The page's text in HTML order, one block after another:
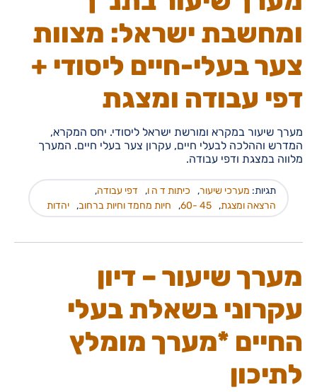
ומחשבת ישראל: מצוות
צער בעלי-חיים ליסודי +
דפי עבודה ומצגת
מערך שיעור במקרא ומורשת ישראל ליסודי. יחס המקרא,
המדרש וההלכה לבעלי חיים, עקרון צער בעלי חיים. המערך
מלווה במצגת ודפי עבודה.
תגיות: מערכי שיעור, כיתות ד ה ו, דפי עבודה,
הרצאה ומצגת,
45 -60
, חיות מחמד וחיות ברחוב, יהדות
מערך שיעור – דיון
עקרוני בשאלת בעלי
החיים *מערך מומלץ
לתיכון